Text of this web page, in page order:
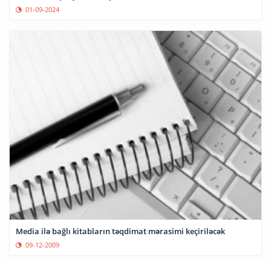
01-09-2024
Media ilə bağlı kitabların təqdimat mərasimi keçiriləcək
09-12-2009